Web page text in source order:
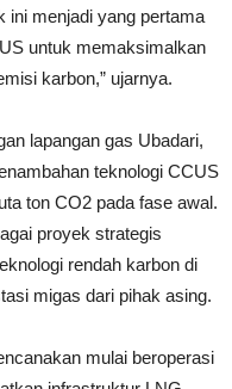
ini menjadi yang pertama
untuk memaksimalkan
karbon,” ujarnya.
lapangan gas Ubadari,
teknologi CCUS
ton CO2 pada fase awal.
proyek strategis
rendah karbon di
migas dari pihak asing.
mulai beroperasi